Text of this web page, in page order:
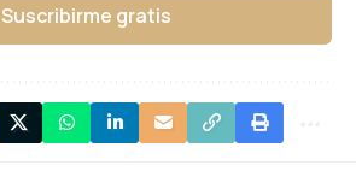
Suscribirme gratis